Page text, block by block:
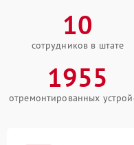
10
сотрудников в штате
1955
отремонтированных